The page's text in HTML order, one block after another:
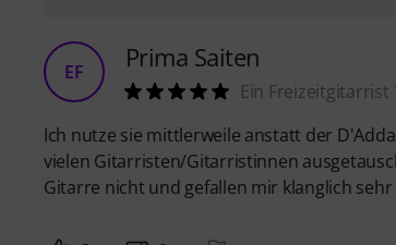
EF Prima Saiten
Ein Freizeitgitarrist
Ich nutze sie mittlerweile anstatt der
vielen Gitarristen/Gitarristinnen
Gitarre nicht und gefallen mir klanglich sehr